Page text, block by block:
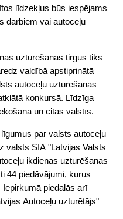
līdzekļus būs iespējams
darbiem vai autoceļu
uzturēšanas tirgus tiks
valdībā apstiprinātā
autoceļu uzturēšanas
konkursā. Līdzīga
un citās valstīs.
par valsts autoceļu
valsts SIA "Latvijas Valsts
ikdienas uzturēšanas
44 piedāvājumi, kurus
piedalās arī
Autoceļu uzturētājs"